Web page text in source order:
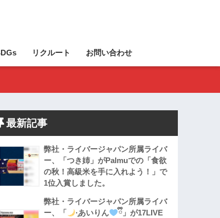
リクルート お問い合わせ
最新記事
弊社・ライバージャパン所属ライバ
ー、「つき姉」がPalmuでの「食欲
の秋！高級米を手に入れよう！」で
1位入賞しました。
弊社・ライバージャパン所属ライバ
ー、「
·̩͙あいりん
ྀི」が17LIVE